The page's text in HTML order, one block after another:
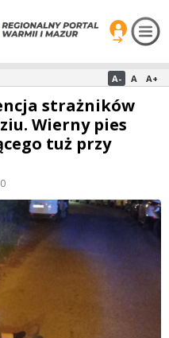
A- A A+
strażników
Wierny pies
tuż przy